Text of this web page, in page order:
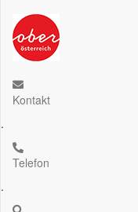
Kontakt
.
Telefon
.